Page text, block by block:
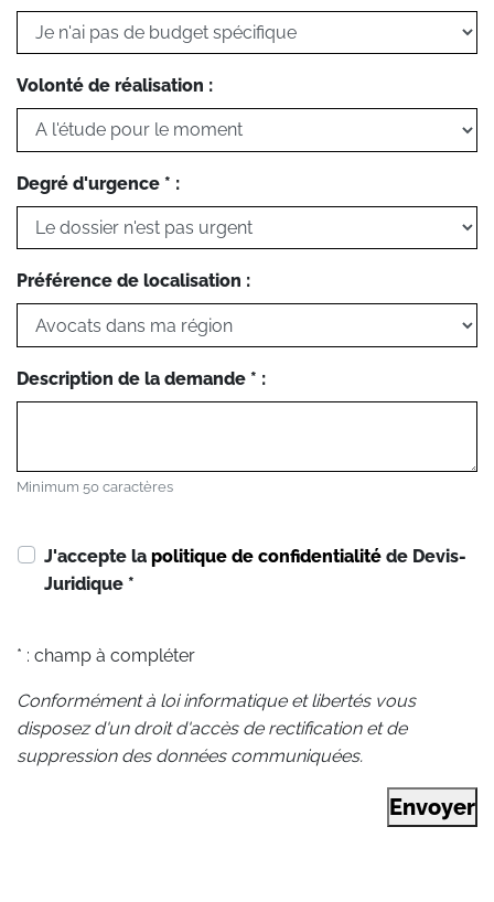
Volonté de réalisation :
Degré d'urgence * :
Préférence de localisation :
Description de la demande * :
Minimum 50 caractères
J'accepte la politique de confidentialité de Devis-
Juridique *
* : champ à compléter
Conformément à loi informatique et libertés vous
disposez d'un droit d'accès de rectification et de
suppression des données communiquées.
Envoyer